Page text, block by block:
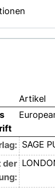
Artikel
SAGE
der